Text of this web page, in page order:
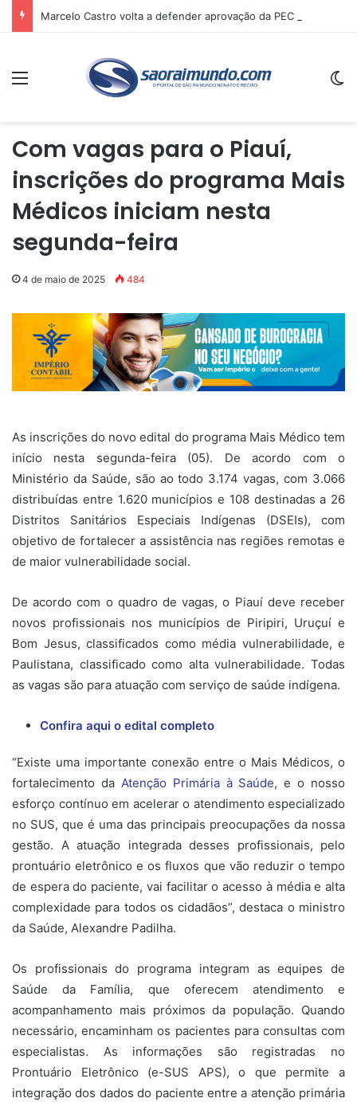
Menu
Com vagas para o Piauí,
inscrições do programa Mais
Médicos iniciam nesta
segunda-feira
4 de maio de 2025 484
As inscrições do novo edital do programa Mais Médico tem
início nesta segunda-feira (05). De acordo com o
Ministério da Saúde, são ao todo 3.174 vagas, com 3.066
distribuídas entre 1.620 municípios e 108 destinadas a 26
Distritos Sanitários Especiais Indígenas (DSEIs), com
objetivo de fortalecer a assistência nas regiões remotas e
de maior vulnerabilidade social.
De acordo com o quadro de vagas, o Piauí deve receber
novos profissionais nos municípios de Piripiri, Uruçuí e
Bom Jesus, classificados como média vulnerabilidade, e
Paulistana, classificado como alta vulnerabilidade. Todas
as vagas são para atuação com serviço de saúde indígena.
Confira aqui o edital completo
“Existe uma importante conexão entre o Mais Médicos, o
fortalecimento da Atenção Primária à Saúde, e o nosso
esforço contínuo em acelerar o atendimento especializado
no SUS, que é uma das principais preocupações da nossa
gestão. A atuação integrada desses profissionais, pelo
prontuário eletrônico e os fluxos que vão reduzir o tempo
de espera do paciente, vai facilitar o acesso à média e alta
complexidade para todos os cidadãos”, destaca o ministro
da Saúde, Alexandre Padilha.
Os profissionais do programa integram as equipes de
Saúde da Família, que oferecem atendimento e
acompanhamento mais próximos da população. Quando
necessário, encaminham os pacientes para consultas com
especialistas. As informações são registradas no
Prontuário Eletrônico (e-SUS APS), o que permite a
integração dos dados do paciente entre a atenção primária